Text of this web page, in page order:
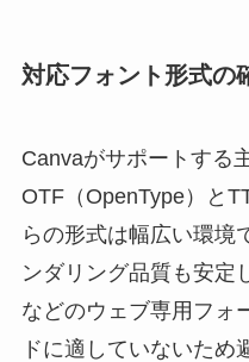
対応フォント形式の
Canvaがサポートする
OTF（OpenType）と
らの形式は幅広い環境
ンダリング品質も安定
などのウェブ専用フォ
ドに適していないため